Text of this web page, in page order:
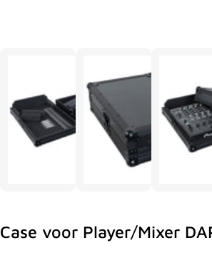
Case voor Player/Mixer